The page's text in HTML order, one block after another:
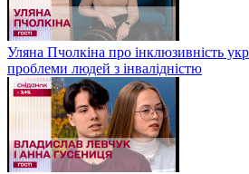
Уляна Пчолкіна про інклюзивність
проблеми людей з інвалідністю